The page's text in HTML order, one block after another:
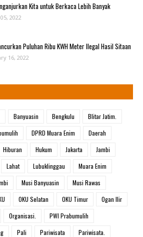
Kita untuk Berkaca Lebih Banyak
2022
Puluhan Ribu KWH Meter Ilegal Hasil Sitaan
16, 2022
Banyuasin Bengkulu
Blitar Jatim.
DPRD Muara Enim
Daerah
Hiburan Hukum Jakarta
Jambi
Lahat Lubuklinggau
Muara Enim
Musi Banyuasin
Musi Rawas
OKU Selatan OKU Timur
Ogan Ilir
Organisasi.
PWI Prabumulih
Pali Pariwisata
Pariwisata.